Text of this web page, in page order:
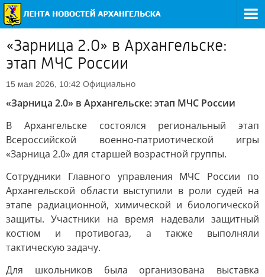
«Зарница 2.0» в Архангельске:
этап МЧС России
15 мая 2026, 10:42 Официально
«Зарница 2.0» в Архангельске: этап МЧС России
В Архангельске состоялся региональный этап
Всероссийской военно-патриотической игры
«Зарница 2.0» для старшей возрастной группы.
Сотрудники Главного управления МЧС России по
Архангельской области выступили в роли судей на
этапе радиационной, химической и биологической
защиты. Участники на время надевали защитный
костюм и противогаз, а также выполняли
тактическую задачу.
Для школьников была организована выставка